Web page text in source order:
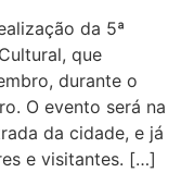
da 5ª
que
durante o
O evento será na
da cidade, e já
e visitantes. […]